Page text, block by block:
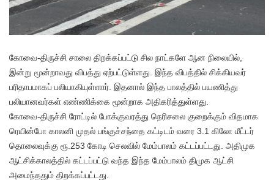
கோவை-திருச்சி சாலை திறக்கப்பட்டு சில நாட்களே ஆன நிலையில்,
இன்று மூன்றாவது விபத்து ஏற்பட்டுள்ளது. இந்த விபத்தில் சிக்கியவர்
பரிதாபமாகப் பலியாகியுள்ளார். இதனால் இந்த பாலத்தில் பயணித்து
பலியானவர்கள் எண்ணிக்கை மூன்றாக அதிகரித்துள்ளது.
கோவை-திருச்சி ரோட்டில் போக்குவரத்து நெரிசலை குறைக்கும் விதமாக
ரெயின்போ காலனி முதல் பங்குச்சந்தை கட்டிடம் வரை 3.1 கிலோ மீட்டர்
தொலைவுக்கு ரூ.253 கோடி செலவில் மேம்பாலம் கட்டப்பட்டது. அதிமுக
ஆட்சிக்காலத்தில் கட்டப்பட்டு வந்த இந்த மேம்பாலம் திமுக ஆட்சி
அமைந்ததும் திறக்கப்பட்டது.